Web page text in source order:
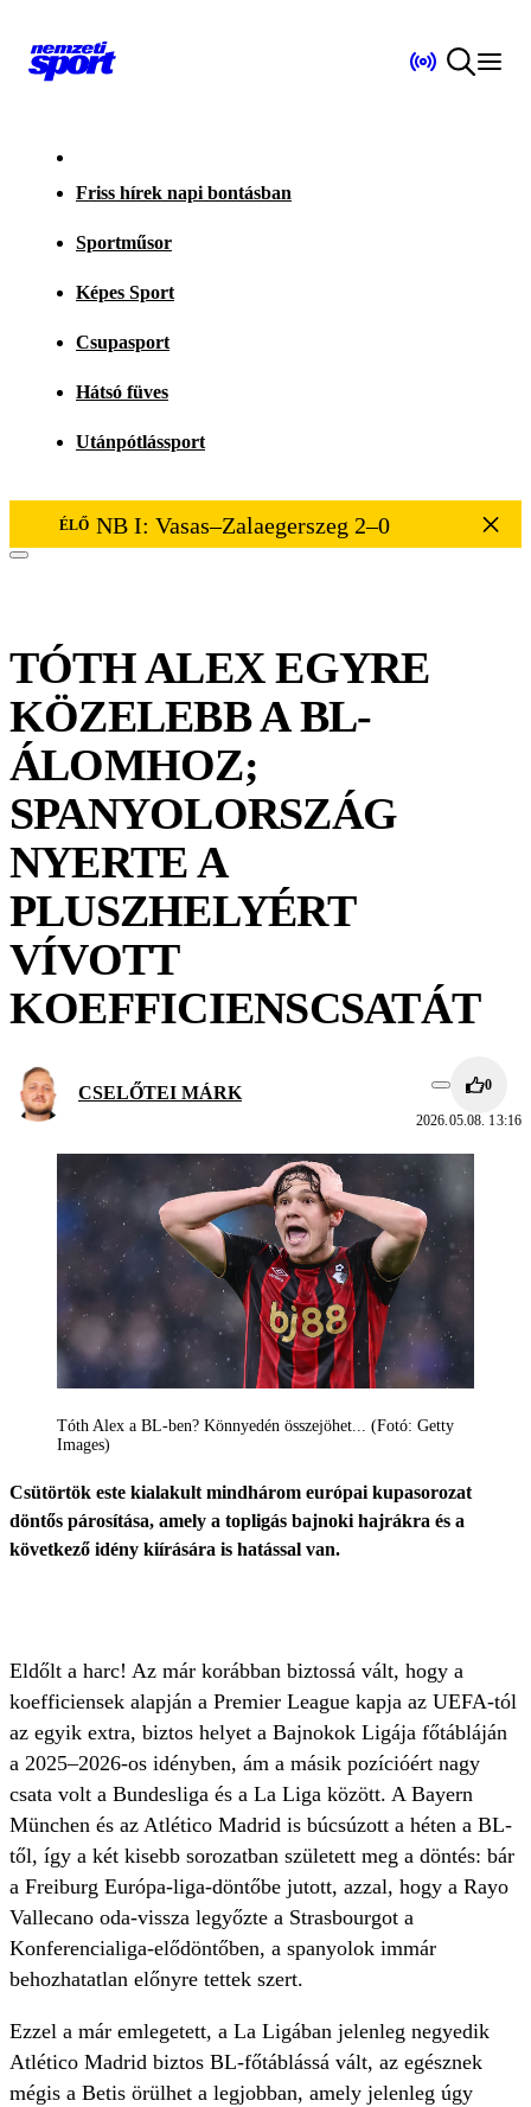
Friss hírek napi bontásban
Sportműsor
Képes Sport
Csupasport
Hátsó füves
Utánpótlássport
ÉLŐ NB I: Vasas–Zalaegerszeg 2–0
TÓTH ALEX EGYRE
KÖZELEBB A BL-
ÁLOMHOZ;
SPANYOLORSZÁG
NYERTE A
PLUSZHELYÉRT
VÍVOTT
KOEFFICIENSCSATÁT
CSELŐTEI MÁRK 0
2026.05.08. 13:16
Tóth Alex a BL-ben? Könnyedén összejöhet... (Fotó: Getty
Images)
Csütörtök este kialakult mindhárom európai kupasorozat
döntős párosítása, amely a topligás bajnoki hajrákra és a
következő idény kiírására is hatással van.
Eldőlt a harc! Az már korábban biztossá vált, hogy a
koefficiensek alapján a Premier League kapja az UEFA-tól
az egyik extra, biztos helyet a Bajnokok Ligája főtábláján
a 2025–2026-os idényben, ám a másik pozícióért nagy
csata volt a Bundesliga és a La Liga között. A Bayern
München és az Atlético Madrid is búcsúzott a héten a BL-
től, így a két kisebb sorozatban született meg a döntés: bár
a Freiburg Európa-liga-döntőbe jutott, azzal, hogy a Rayo
Vallecano oda-vissza legyőzte a Strasbourgot a
Konferencialiga-elődöntőben, a spanyolok immár
behozhatatlan előnyre tettek szert.
Ezzel a már emlegetett, a La Ligában jelenleg negyedik
Atlético Madrid biztos BL-főtáblássá vált, az egésznek
mégis a Betis örülhet a legjobban, amely jelenleg úgy